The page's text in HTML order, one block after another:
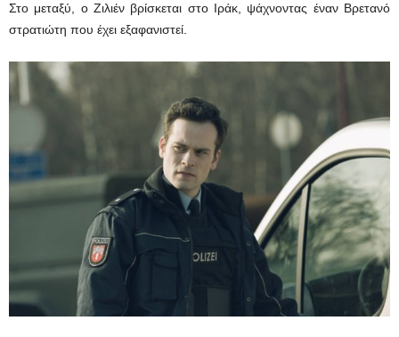
Στο μεταξύ, ο Ζιλιέν βρίσκεται στο Ιράκ, ψάχνοντας έναν Βρετανό
στρατιώτη που έχει εξαφανιστεί.